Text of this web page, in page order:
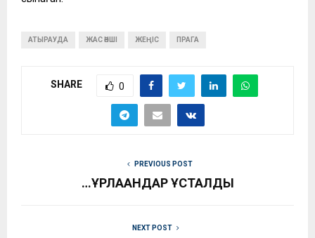
АТЫРАУДА ЖАС ӘНШІ ЖЕҢІС ПРАГА
SHARE 0
PREVIOUS POST
…ҰРЛАҒАНДАР ҰСТАЛДЫ
NEXT POST